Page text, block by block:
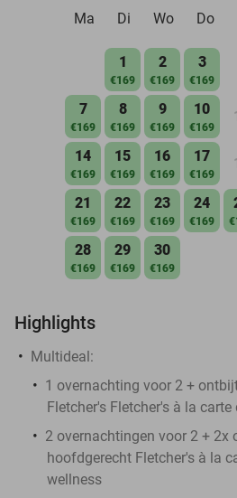
Ma
Di Wo Do
1
€169
2
€169
3
€169
7
€169
8
€169
9
€169
10
€169
14
€169
15
€169
16
€169
17
€169
21
€169
22
€169
23
€169
24
€169
28
€169
29
€169
30
€169
Highlights
Multideal:
1 overnachting voor 2 +
Fletcher's Fletcher's à la
2 overnachtingen voor 2 + 2x
hoofdgerecht Fletcher's à la
wellness